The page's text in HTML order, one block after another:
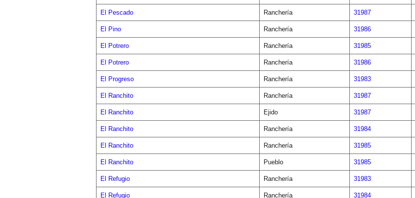
El Pescado Ranchería 31987
El Pino Ranchería 31986
El Potrero Ranchería 31985
El Potrero Ranchería 31986
El Progreso Ranchería 31983
El Ranchito Ranchería 31987
El Ranchito Ejido 31987
El Ranchito Ranchería 31984
El Ranchito Ranchería 31985
El Ranchito Pueblo 31985
El Refugio Ranchería 31983
El Refugio Ranchería 31984